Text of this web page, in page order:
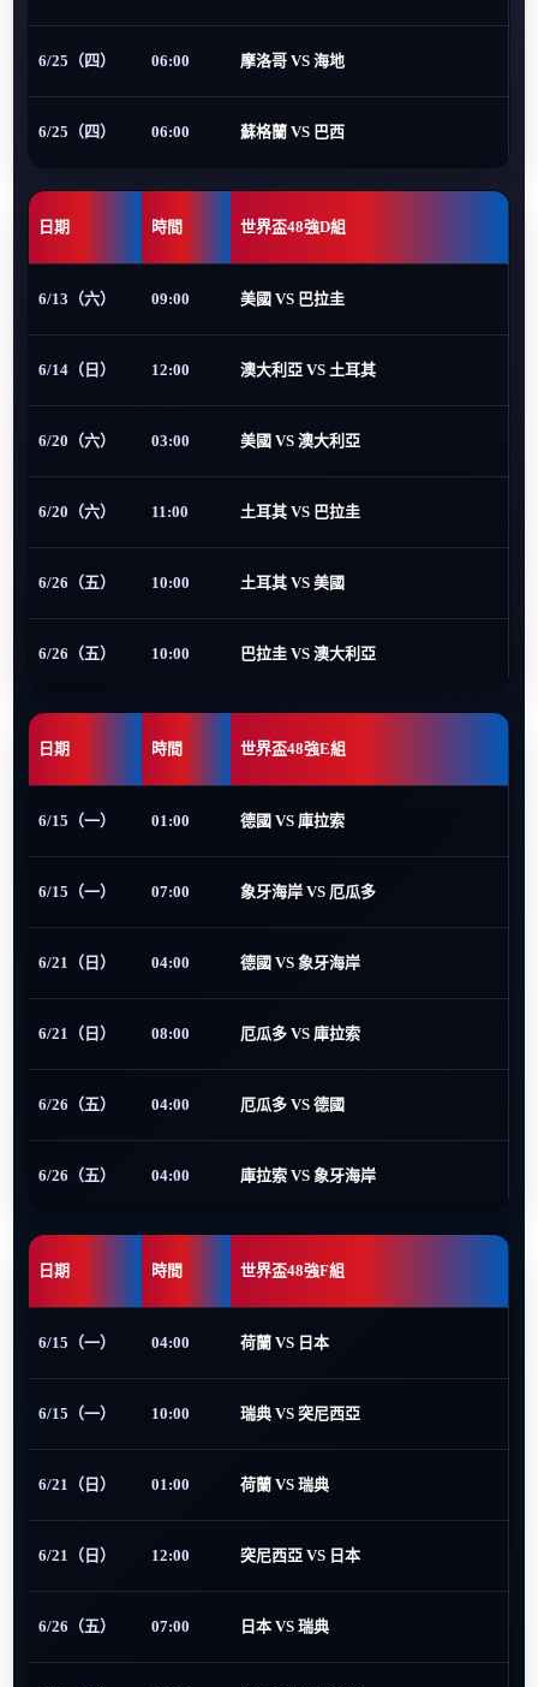
6/25（四） 06:00 摩洛哥 VS 海地
6/25（四） 06:00 蘇格蘭 VS 巴西
日期 時間 世界盃48強D組
6/13（六） 09:00 美國 VS 巴拉圭
6/14（日） 12:00 澳大利亞 VS 土耳其
6/20（六） 03:00 美國 VS 澳大利亞
6/20（六） 11:00 土耳其 VS 巴拉圭
6/26（五） 10:00 土耳其 VS 美國
6/26（五） 10:00 巴拉圭 VS 澳大利亞
日期 時間 世界盃48強E組
6/15（一） 01:00 德國 VS 庫拉索
6/15（一） 07:00 象牙海岸 VS 厄瓜多
6/21（日） 04:00 德國 VS 象牙海岸
6/21（日） 08:00 厄瓜多 VS 庫拉索
6/26（五） 04:00 厄瓜多 VS 德國
6/26（五） 04:00 庫拉索 VS 象牙海岸
日期 時間 世界盃48強F組
6/15（一） 04:00 荷蘭 VS 日本
6/15（一） 10:00 瑞典 VS 突尼西亞
6/21（日） 01:00 荷蘭 VS 瑞典
6/21（日） 12:00 突尼西亞 VS 日本
6/26（五） 07:00 日本 VS 瑞典